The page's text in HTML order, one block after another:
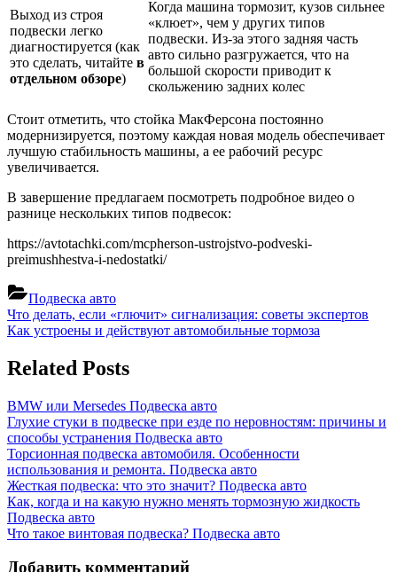
Выход из строя
подвески легко
диагностируется (как
это сделать, читайте в
отдельном обзоре)
Когда машина тормозит, кузов сильнее
«клюет», чем у других типов
подвески. Из-за этого задняя часть
авто сильно разгружается, что на
большой скорости приводит к
скольжению задних колес
Стоит отметить, что стойка МакФерсона постоянно
модернизируется, поэтому каждая новая модель обеспечивает
лучшую стабильность машины, а ее рабочий ресурс
увеличивается.
В завершение предлагаем посмотреть подробное видео о
разнице нескольких типов подвесок:
https://avtotachki.com/mcpherson-ustrojstvo-podveski-
preimushhestva-i-nedostatki/
Подвеска авто
Навигация
по
записям
Previous
Post:
Что делать, если «глючит» сигнализация: советы экспертов
Next
Как устроены и действуют автомобильные тормоза
Related Posts
BMW или Mersedes Подвеска авто
Глухие стуки в подвеске при езде по неровностям: причины и
способы устранения Подвеска авто
Торсионная подвеска автомобиля. Особенности
использования и ремонта. Подвеска авто
Жесткая подвеска: что это значит? Подвеска авто
Как, когда и на какую нужно менять тормозную жидкость
Подвеска авто
Что такое винтовая подвеска? Подвеска авто
Добавить комментарий